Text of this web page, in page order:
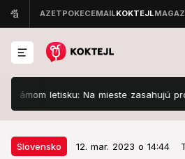
letisku: Na mieste zasahujú
Slovensko 12. mar. 2023 o 14:44
Slovensko 12. mar. 2023 o